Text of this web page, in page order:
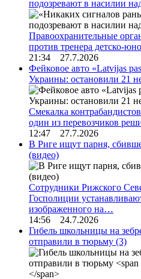
подозревают в насилии
Правоохранительные
против тренера детско-
21:34 27.7.2026
Фейковое авто «Latvijas
Украины: остановили 21
Смекалка
один из перевозчиков
12:47 27.7.2026
В Риге ищут парня,
(видео)
Сотрудники Рижского
Госполиции
изображенного на…
14:56 24.7.2026
Гибель школьницы на
отправили в тюрьму (3)